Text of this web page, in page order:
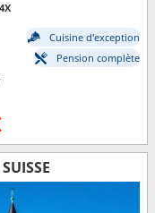
Cuisine d'exception
Pension complète